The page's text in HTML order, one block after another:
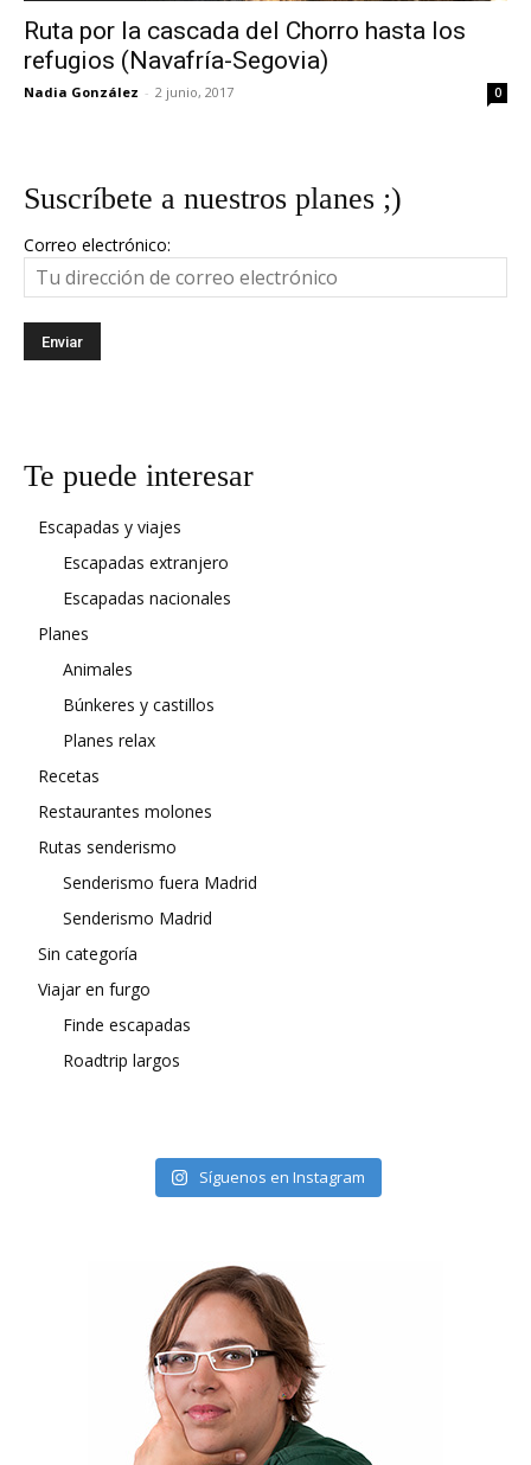
Ruta por la cascada del Chorro hasta los
refugios (Navafría-Segovia)
Nadia González - 2 junio, 2017 0
Suscríbete a nuestros planes ;)
Correo electrónico:
Te puede interesar
Escapadas y viajes
Escapadas extranjero
Escapadas nacionales
Planes
Animales
Búnkeres y castillos
Planes relax
Recetas
Restaurantes molones
Rutas senderismo
Senderismo fuera Madrid
Senderismo Madrid
Sin categoría
Viajar en furgo
Finde escapadas
Roadtrip largos
Síguenos en Instagram